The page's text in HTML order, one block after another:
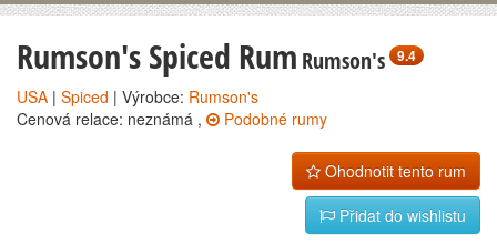
Rumson's Spiced Rum Rumson's 9.4
USA | Spiced | Výrobce: Rumson's
Cenová relace: neznámá ,
Podobné rumy
Ohodnotit tento rum
Přidat do wishlistu